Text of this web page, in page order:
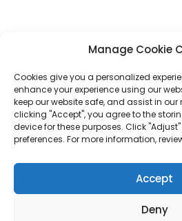
jack@hcpaperproduct.com
LIENS RAPIDES
À propos de nous
FAQ
Sac
Manage Cookie
Cookies give you a personalized
enhance your experience using our
keep our website safe, and assist in our
clicking "Accept", you agree to the
device for these purposes. Click
preferences. For more information,
Accept
Deny